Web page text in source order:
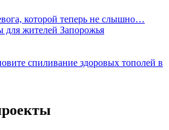
которой теперь не слышно…
жителей Запорожья
спиливание здоровых тополей в